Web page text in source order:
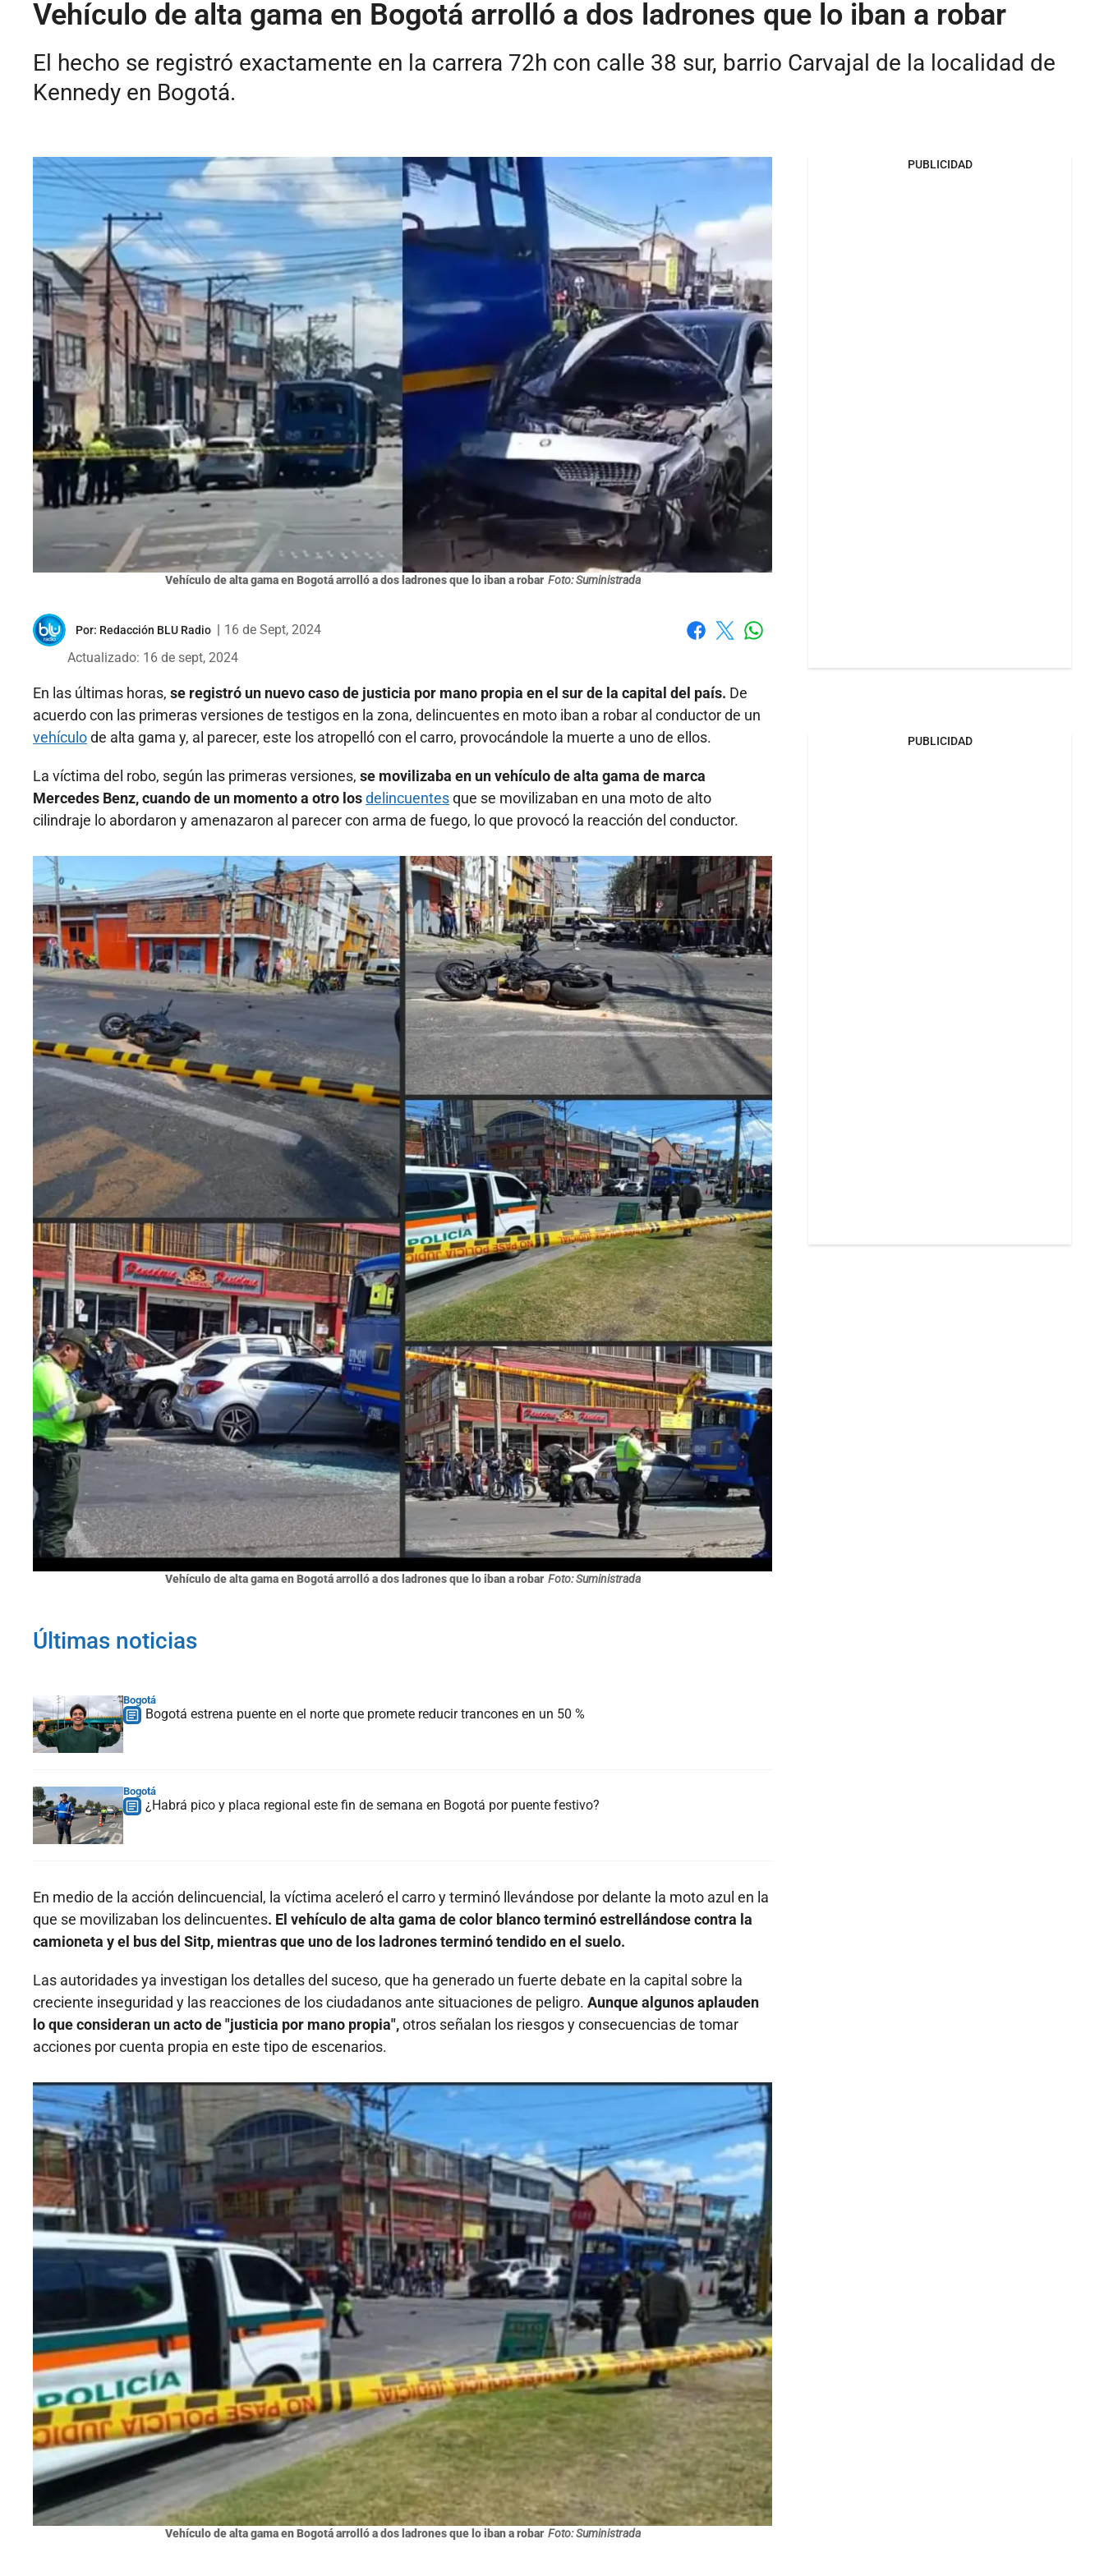
Vehículo de alta gama en Bogotá arrolló a dos ladrones que lo iban a robar
El hecho se registró exactamente en la carrera 72h con calle 38 sur, barrio Carvajal de la localidad de
Kennedy en Bogotá.
Vehículo de alta gama en Bogotá arrolló a dos ladrones que lo iban a robar Foto: Suministrada
Por: Redacción BLU Radio
16 de Sept, 2024
Actualizado: 16 de sept, 2024
En las últimas horas, se registró un nuevo caso de justicia por mano propia en el sur de la capital del país. De
acuerdo con las primeras versiones de testigos en la zona, delincuentes en moto iban a robar al conductor de un
vehículode alta gama y, al parecer, este los atropelló con el carro, provocándole la muerte a uno de ellos.
La víctima del robo, según las primeras versiones, se movilizaba en un vehículo de alta gama de marca
Mercedes Benz, cuando de un momento a otro losdelincuentesque se movilizaban en una moto de alto
cilindraje lo abordaron y amenazaron al parecer con arma de fuego, lo que provocó la reacción del conductor.
Vehículo de alta gama en Bogotá arrolló a dos ladrones que lo iban a robar Foto: Suministrada
Últimas noticias
Bogotá
Bogotá estrena puente en el norte que promete reducir trancones en un 50 %
Bogotá
¿Habrá pico y placa regional este fin de semana en Bogotá por puente festivo?
En medio de la acción delincuencial, la víctima aceleró el carro y terminó llevándose por delante la moto azul en la
que se movilizaban los delincuentes. El vehículo de alta gama de color blanco terminó estrellándose contra la
camioneta y el bus del Sitp, mientras que uno de los ladrones terminó tendido en el suelo.
Las autoridades ya investigan los detalles del suceso, que ha generado un fuerte debate en la capital sobre la
creciente inseguridad y las reacciones de los ciudadanos ante situaciones de peligro. Aunque algunos aplauden
lo que consideran un acto de "justicia por mano propia",otros señalan los riesgos y consecuencias de tomar
acciones por cuenta propia en este tipo de escenarios.
Vehículo de alta gama en Bogotá arrolló a dos ladrones que lo iban a robar Foto: Suministrada
PUBLICIDAD
PUBLICIDAD